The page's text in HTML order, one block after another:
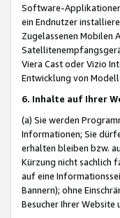
Software-
ein Endnutzer
Zugelassenen Mobilen
Viera Cast oder Vizio
Entwicklung von
6. Inhalte auf Ihrer
(a) Sie werden
Informationen; Sie
erhalten bleiben bzw.
Kürzung nicht sachlich
auf eine
Bannern); ohne
Besucher Ihrer